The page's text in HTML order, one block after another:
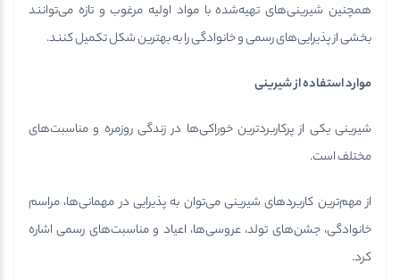
همچنین شیرینی‌های تهیه‌شده با مواد اولیه مرغوب و تازه می‌توانند
بخشی از پذیرایی‌های رسمی و خانوادگی را به بهترین شکل تکمیل کنند.
موارد استفاده از شیرینی
شیرینی یکی از پرکاربردترین خوراکی‌ها در زندگی روزمره و مناسبت‌های
مختلف است.
از مهم‌ترین کاربردهای شیرینی می‌توان به پذیرایی در مهمانی‌ها، مراسم
خانوادگی، جشن‌های تولد، عروسی‌ها، اعیاد و مناسبت‌های رسمی اشاره
کرد.